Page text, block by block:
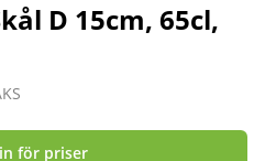
D 15cm, 65cl,
för priser